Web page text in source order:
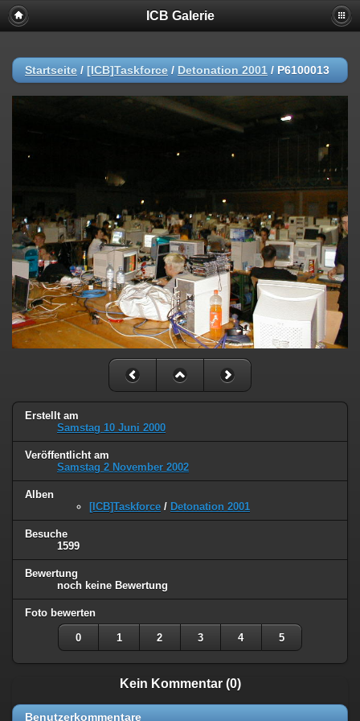
ICB Galerie
Startseite / [ICB]Taskforce / Detonation 2001 / P6100013
Erstellt am
Samstag 10 Juni 2000
Veröffentlicht am
Samstag 2 November 2002
Alben
[ICB]Taskforce / Detonation 2001
Besuche
1599
Bewertung
noch keine Bewertung
Foto bewerten
0 1 2 3 4 5
Kein Kommentar (0)
Benutzerkommentare